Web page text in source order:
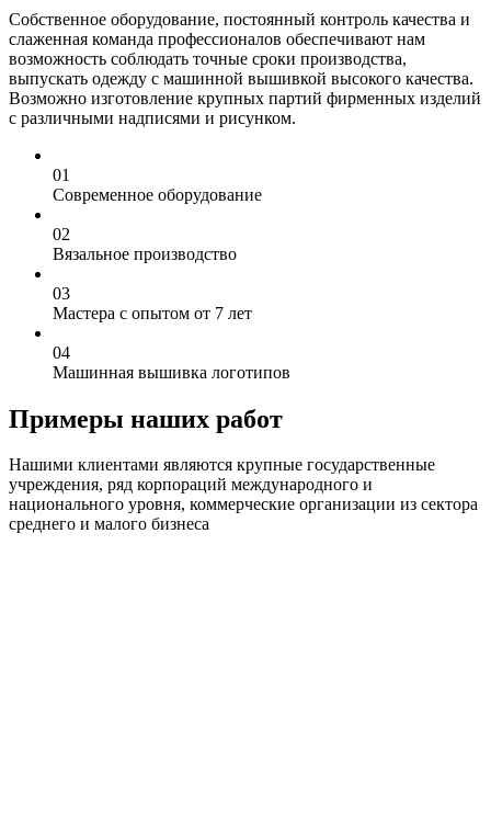
Собственное оборудование, постоянный контроль качества и
слаженная команда профессионалов обеспечивают нам
возможность соблюдать точные сроки производства,
выпускать одежду с машинной вышивкой высокого качества.
Возможно изготовление крупных партий фирменных изделий
с различными надписями и рисунком.
01
Современное оборудование
02
Вязальное производство
03
Мастера с опытом от 7 лет
04
Машинная вышивка логотипов
Примеры наших работ
Нашими клиентами являются крупные государственные
учреждения, ряд корпораций международного и
национального уровня, коммерческие организации из сектора
среднего и малого бизнеса